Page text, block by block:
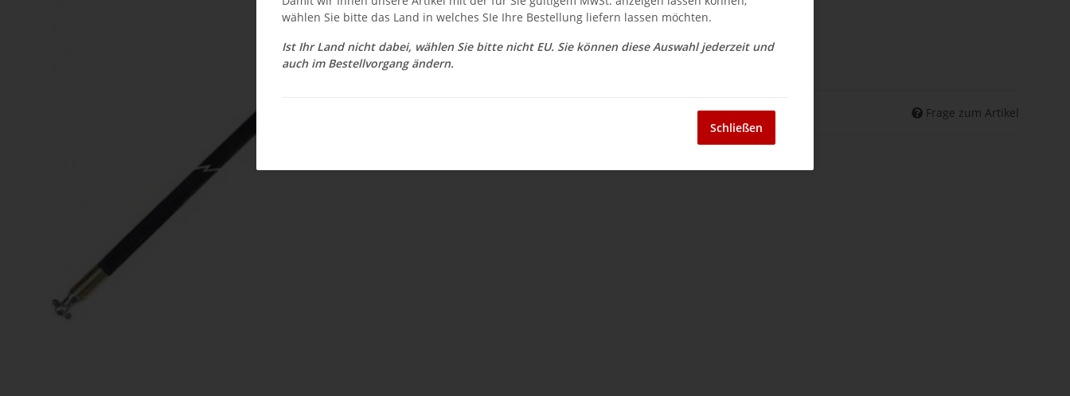
$ 47.55
inkl. 19% USt. , zzgl.Versand
Momentan nicht verfügbar Frage zum Artikel
wählen Sie bitte das Land in welches SIe Ihre Bestellung liefern lassen möchten.
Ist Ihr Land nicht dabei, wählen Sie bitte nicht EU. Sie können diese Auswahl jederzeit und
auch im Bestellvorgang ändern.
Schließen